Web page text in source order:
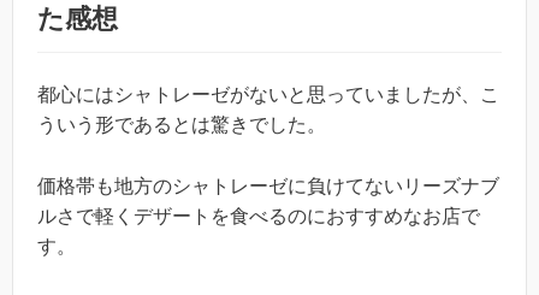
た感想
都心にはシャトレーゼがないと思っていましたが、こ
ういう形であるとは驚きでした。
価格帯も地方のシャトレーゼに負けてないリーズナブ
ルさで軽くデザートを食べるのにおすすめなお店で
す。